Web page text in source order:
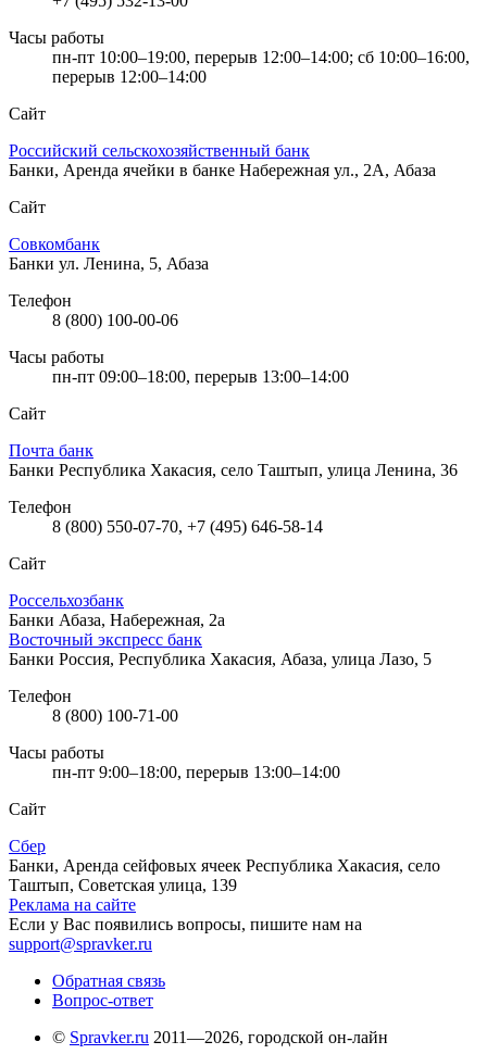
Часы работы
пн-пт 10:00–19:00, перерыв 12:00–14:00; сб 10:00–16:00,
перерыв 12:00–14:00
Сайт
Российский сельскохозяйственный банк
Банки, Аренда ячейки в банке Набережная ул., 2А, Абаза
Сайт
Совкомбанк
Банки ул. Ленина, 5, Абаза
Телефон
8 (800) 100-00-06
Часы работы
пн-пт 09:00–18:00, перерыв 13:00–14:00
Сайт
Почта банк
Банки Республика Хакасия, село Таштып, улица Ленина, 36
Телефон
8 (800) 550-07-70, +7 (495) 646-58-14
Сайт
Россельхозбанк
Банки Абаза, Набережная, 2а
Восточный экспресс банк
Банки Россия, Республика Хакасия, Абаза, улица Лазо, 5
Телефон
8 (800) 100-71-00
Часы работы
пн-пт 9:00–18:00, перерыв 13:00–14:00
Сайт
Сбер
Банки, Аренда сейфовых ячеек Республика Хакасия, село
Таштып, Советская улица, 139
Реклама на сайте
Если у Вас появились вопросы, пишите нам на
support@spravker.ru
Обратная связь
Вопрос-ответ
© Spravker.ru 2011—2026, городской он-лайн